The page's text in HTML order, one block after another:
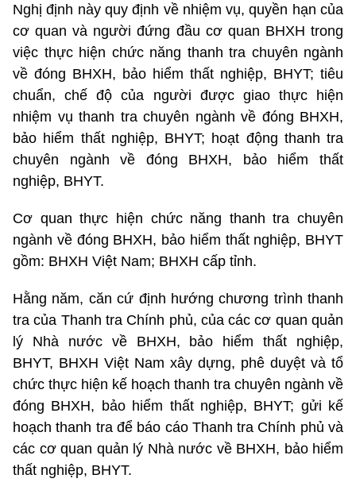
Nghị định này quy định về nhiệm vụ, quyền hạn của
cơ quan và người đứng đầu cơ quan BHXH trong
việc thực hiện chức năng thanh tra chuyên ngành
về đóng BHXH, bảo hiểm thất nghiệp, BHYT; tiêu
chuẩn, chế độ của người được giao thực hiện
nhiệm vụ thanh tra chuyên ngành về đóng BHXH,
bảo hiểm thất nghiệp, BHYT; hoạt động thanh tra
chuyên ngành về đóng BHXH, bảo hiểm thất
nghiệp, BHYT.
Cơ quan thực hiện chức năng thanh tra chuyên
ngành về đóng BHXH, bảo hiểm thất nghiệp, BHYT
gồm: BHXH Việt Nam; BHXH cấp tỉnh.
Hằng năm, căn cứ định hướng chương trình thanh
tra của Thanh tra Chính phủ, của các cơ quan quản
lý Nhà nước về BHXH, bảo hiểm thất nghiệp,
BHYT, BHXH Việt Nam xây dựng, phê duyệt và tổ
chức thực hiện kế hoạch thanh tra chuyên ngành về
đóng BHXH, bảo hiểm thất nghiệp, BHYT; gửi kế
hoạch thanh tra để báo cáo Thanh tra Chính phủ và
các cơ quan quản lý Nhà nước về BHXH, bảo hiểm
thất nghiệp, BHYT.